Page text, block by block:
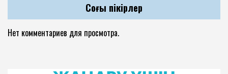
Соңғы пікірлер
Нет комментариев для просмотра.